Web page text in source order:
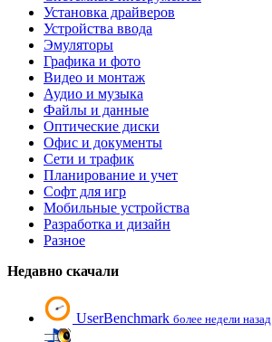
Установка драйверов
Устройства ввода
Эмуляторы
Графика и фото
Видео и монтаж
Аудио и музыка
Файлы и данные
Оптические диски
Офис и документы
Сети и трафик
Планирование и учет
Софт для игр
Мобильные устройства
Разработка и дизайн
Разное
Недавно скачали
UserBenchmark более недели назад